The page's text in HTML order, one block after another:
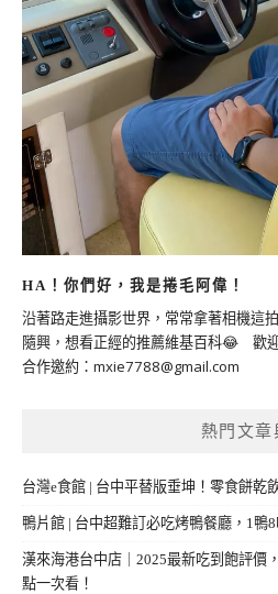
HA！你們好，我是捲毛阿偉！
沿著路走進攝影世界，常常拿著相機這
隨興，想看正經的推薦維基百科😂 歡
合作邀約： mxie7788@gmail.com
熱門文章
台灣e食館 | 台中平替版垂坤！零食餅乾
鴨片館 | 台中超難訂必吃烤鴨餐廳，1鴨
漢來海港台中店｜2025最新吃到飽評價
點一次看！